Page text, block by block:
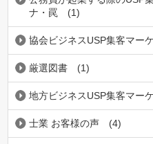
ナ・罠
(1)
協会ビジネスUSP集客マー
厳選図書 (1)
地方ビジネスUSP集客マー
士業 お客様の声 (4)